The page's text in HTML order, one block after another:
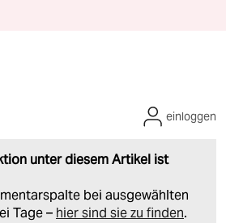
unter diesem Artikel ist
bei ausgewählten
Tage – hier sind sie zu finden.
einloggen